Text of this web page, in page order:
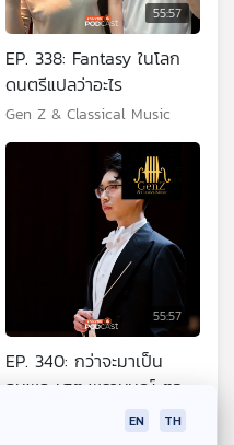
55:57
EP. 338: Fantasy ในโลก
ดนตรีแปลว่าอะไร
Gen Z & Classical Music
55:57
EP. 340: กว่าจะมาเป็น
ธนพล เศตะพราหมณ์ ตอน
Gen Z & Classical Music
EN TH